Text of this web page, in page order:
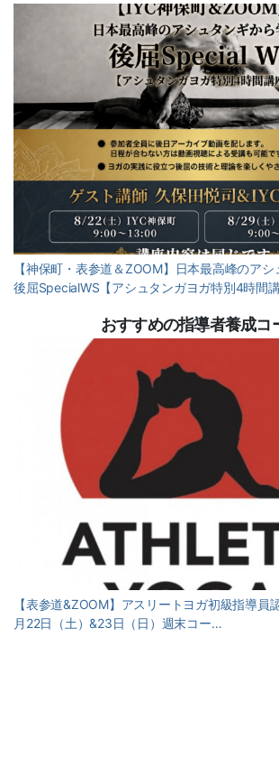
【神保町・表参道＆ZOOM】日本最高峰のアシ
後屈SpecialWS【アシュタンガヨガ特別4時間
おすすめの指導者養成コ
【表参道&ZOOM】アスリートヨガ初級指導員
月22日（土）&23日（日）週末コー…